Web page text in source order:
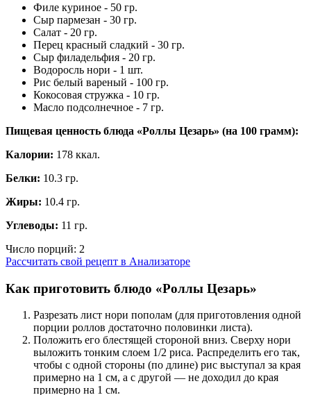
Филе куриное - 50 гр.
Сыр пармезан - 30 гр.
Салат - 20 гр.
Перец красный сладкий - 30 гр.
Сыр филадельфия - 20 гр.
Водоросль нори - 1 шт.
Рис белый вареный - 100 гр.
Кокосовая стружка - 10 гр.
Масло подсолнечное - 7 гр.
Пищевая ценность блюда «Роллы Цезарь» (на 100 грамм):
Калории: 178 ккал.
Белки: 10.3 гр.
Жиры: 10.4 гр.
Углеводы: 11 гр.
Число порций: 2
Рассчитать свой рецепт в Анализаторе
Как приготовить блюдо «Роллы Цезарь»
Разрезать лист нори пополам (для приготовления одной
порции роллов достаточно половинки листа).
Положить его блестящей стороной вниз. Сверху нори
выложить тонким слоем 1/2 риса. Распределить его так,
чтобы с одной стороны (по длине) рис выступал за края
примерно на 1 см, а с другой — не доходил до края
примерно на 1 см.